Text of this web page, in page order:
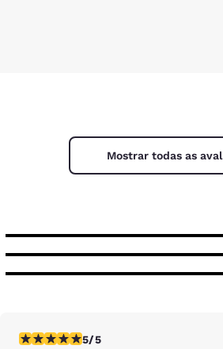
Mostrar todas as
classificação 5 estrelas. Excepcional.
5/5